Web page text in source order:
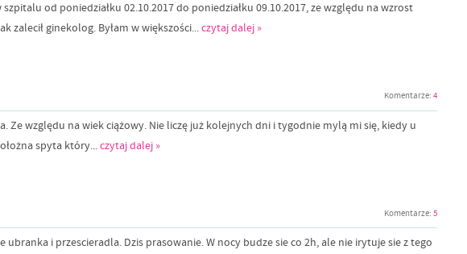
szpitalu od poniedziałku 02.10.2017 do poniedziałku 09.10.2017, ze względu na wzrost
zalecił ginekolog. Byłam w większości...czytaj dalej »
Komentarze: 4
Ze względu na wiek ciążowy. Nie liczę już kolejnych dni i tygodnie mylą mi się, kiedy u
spyta który...czytaj dalej »
Komentarze: 5
ubranka i przescieradla. Dzis prasowanie. W nocy budze sie co 2h, ale nie irytuje sie z tego